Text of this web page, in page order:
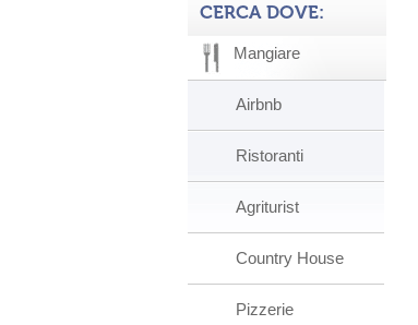
CERCA DOVE:
Mangiare
Airbnb
Ristoranti
Agriturist
Country House
Pizzerie